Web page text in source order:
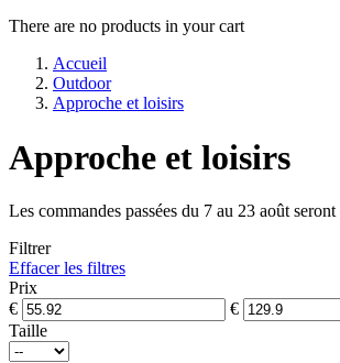
There are no products in your cart
Accueil
Outdoor
Approche et loisirs
Approche et loisirs
Les commandes passées du 7 au 23 août
Filtrer
Effacer les filtres
Prix
€
€
Taille